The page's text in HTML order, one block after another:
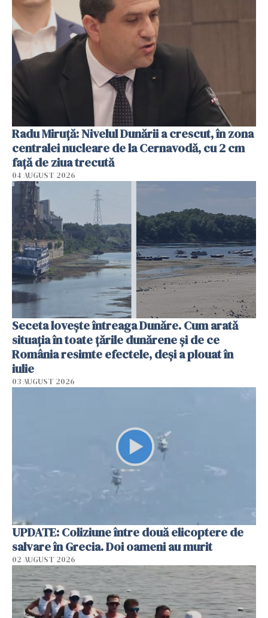
Radu Miruţă: Nivelul Dunării a crescut, în zona
centralei nucleare de la Cernavodă, cu 2 cm
faţă de ziua trecută
04 AUGUST 2026
Seceta lovește întreaga Dunăre. Cum arată
situația în toate țările dunărene și de ce
România resimte efectele, deși a plouat în
iulie
03 AUGUST 2026
UPDATE: Coliziune între două elicoptere de
salvare în Grecia. Doi oameni au murit
02 AUGUST 2026